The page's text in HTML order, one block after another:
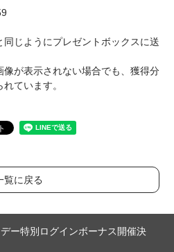
じようにプレゼントボックスに送
が表示されない場合でも、獲得分
ています。
覧に戻る
ー特別ログインボーナス開催決